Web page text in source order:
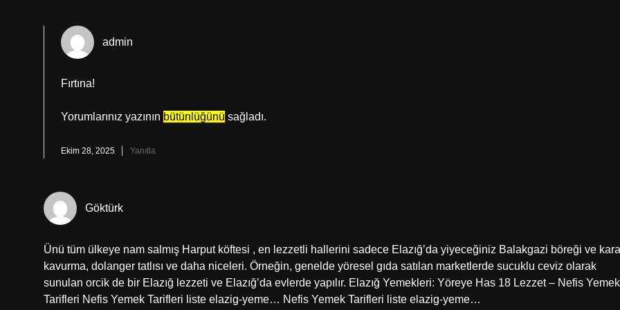
admin
Fırtına!
Yorumlarınız yazının bütünlüğünü sağladı.
Ekim 28, 2025 Yanıtla
Göktürk
Ünü tüm ülkeye nam salmış Harput köftesi , en lezzetli hallerini sadece Elazığ’da yiyeceğiniz Balakgazi böreği ve kara
kavurma, dolanger tatlısı ve daha niceleri. Örneğin, genelde yöresel gıda satılan marketlerde sucuklu ceviz olarak
sunulan orcik de bir Elazığ lezzeti ve Elazığ’da evlerde yapılır. Elazığ Yemekleri: Yöreye Has 18 Lezzet – Nefis Yemek
Tarifleri Nefis Yemek Tarifleri liste elazig-yeme… Nefis Yemek Tarifleri liste elazig-yeme…